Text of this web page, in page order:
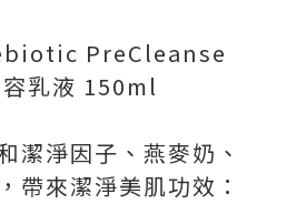
PreCleanse
乳液 150ml
潔淨因子、燕麥奶、
帶來潔淨美肌功效：